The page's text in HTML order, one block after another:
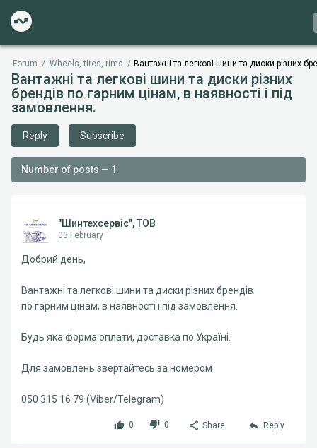
Forum / Wheels, tires, rims / Вантажні та легкові шини та диски різних
Вантажні та легкові шини та диски різних
брендів по гарним цінам, в наявності і під
замовлення.
Reply Subscribe
Number of posts — 1
"Шинтехсервіс", ТОВ
03 February
Добрий день,
Вантажні та легкові шини та диски різних брендів
по гарним цінам, в наявності і під замовлення.
Будь яка форма оплати, доставка по Україні.
Для замовлень звертайтесь за номером
050 315 16 79 (Viber/Telegram)
0 0 Share Reply